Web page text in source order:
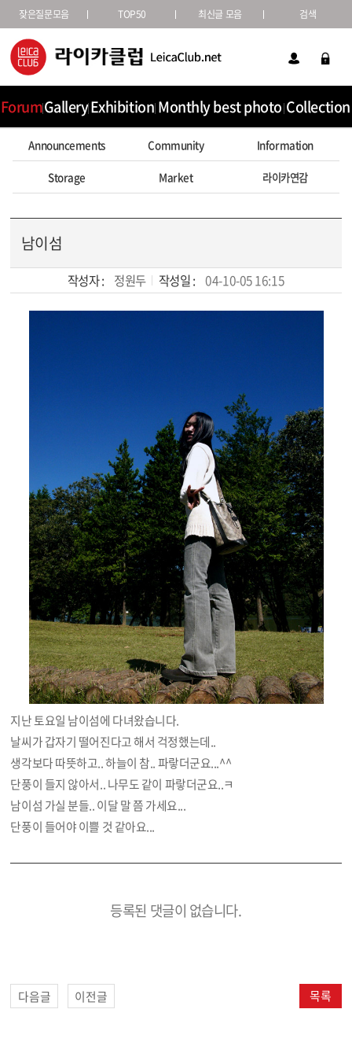
잦은질문모음 TOP50 최신글 모음 검색
ForumGalleryExhibition Monthly best photo Collection
Announcements Community Information
Storage Market 라이카연감
남이섬
작성자 : 정원두 작성일 : 04-10-05 16:15
지난 토요일 남이섬에 다녀왔습니다.
날씨가 갑자기 떨어진다고 해서 걱정했는데..
생각보다 따뜻하고.. 하늘이 참.. 파랗더군요...^^
단풍이 들지 않아서.. 나무도 같이 파랗더군요..ㅋ
남이섬 가실 분들.. 이달 말 쯤 가세요...
단풍이 들어야 이쁠 것 같아요...
등록된 댓글이 없습니다.
다음글 이전글 목록